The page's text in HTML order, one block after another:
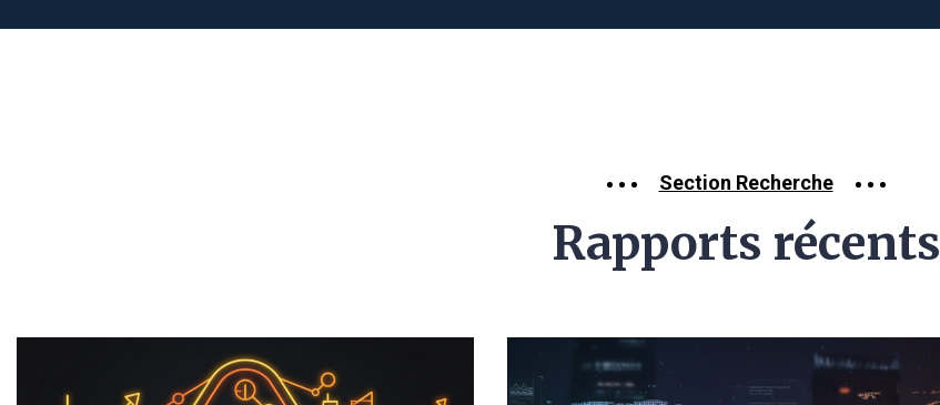
Section Recherche
Rapports récents